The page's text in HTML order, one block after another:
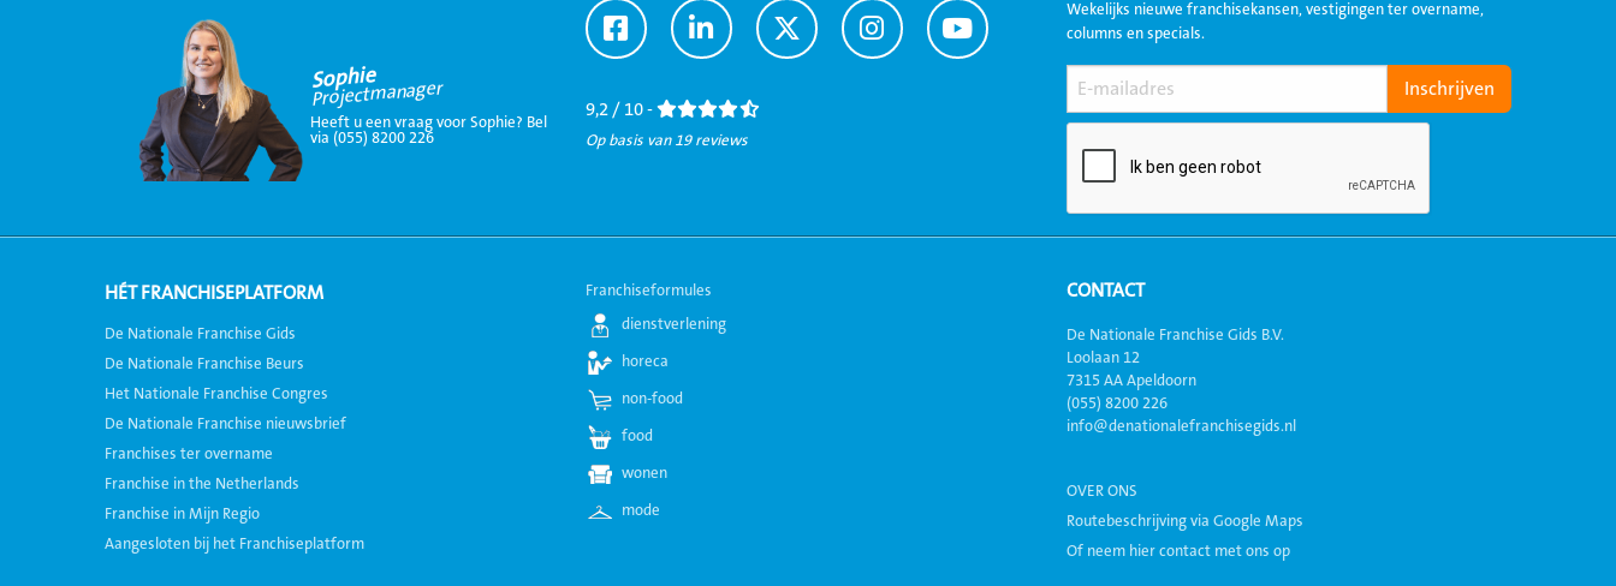
Sophie
Projectmanager
Heeft u een vraag voor Sophie? Bel
via (055) 8200 226
Ga
naar
Ga
naar
Ga
naar
Ga
naar
Ga
naar
9,2 / 10 -
Op basis van 19 reviews
Wekelijks nieuwe franchisekansen, vestigingen ter overname,
columns en specials.
HÉT FRANCHISEPLATFORM
De Nationale Franchise Gids
De Nationale Franchise Beurs
Het Nationale Franchise Congres
De Nationale Franchise nieuwsbrief
Franchises ter overname
Franchise in the Netherlands
Franchise in Mijn Regio
Aangesloten bij het Franchiseplatform
Franchiseformules
dienstverlening
horeca
non-food
food
wonen
mode
CONTACT
De Nationale Franchise Gids B.V.
Loolaan 12
7315 AA Apeldoorn
(055) 8200 226
info@denationalefranchisegids.nl
OVER ONS
Routebeschrijving via Google Maps
Of neem hier contact met ons op